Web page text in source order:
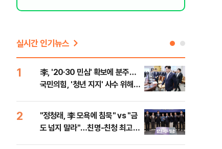
실시간 인기뉴스
1
李, '20·30 민심' 확보에 분주…
국민의힘, '청년 지지' 사수 위해
2
"정청래, 李 모욕에 침묵" vs "금
도 넘지 말라"…친명-친청 최고위